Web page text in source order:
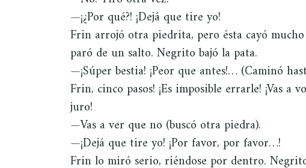
—¡¿Por qué?! ¡Dejá que tire yo!
Frin arrojó otra piedrita, pero ésta cayó
paró de un salto. Negrito bajó la pata.
—¡Súper bestia! ¡Peor que antes!… (Caminó
Frin, cinco pasos! ¡Es imposible errarle! ¡Vas
juro!
—Vas a ver que no (buscó otra piedra).
—¡Dejá que tire yo! ¡Por favor, por favor…!
Frin lo miró serio, riéndose por dentro.